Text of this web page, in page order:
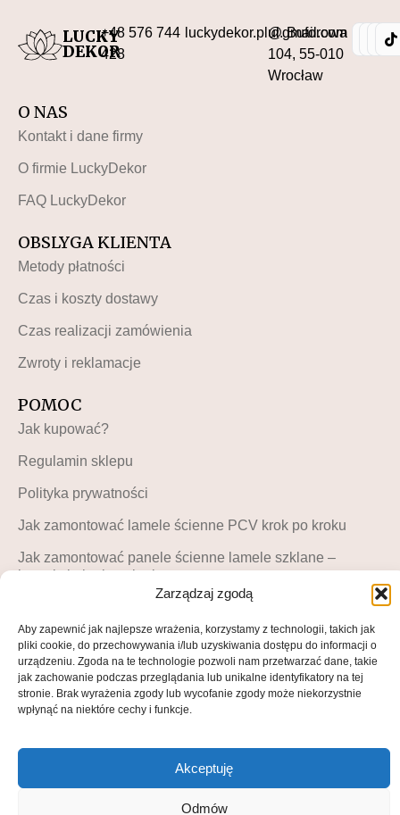
Zarządzaj zgodą
Aby zapewnić jak najlepsze wrażenia, korzystamy z technologii, takich jak
pliki cookie, do przechowywania i/lub uzyskiwania dostępu do informacji o
urządzeniu. Zgoda na te technologie pozwoli nam przetwarzać dane, takie
jak zachowanie podczas przeglądania lub unikalne identyfikatory na tej
stronie. Brak wyrażenia zgody lub wycofanie zgody może niekorzystnie
wpłynąć na niektóre cechy i funkcje.
Akceptuję
Odmów
LUCKY
DEKOR
+48 576 744
428
luckydekor.pl@gmail.com
ul. Buforowa
104, 55-010
Wrocław
O NAS
Kontakt i dane firmy
O firmie LuckyDekor
FAQ LuckyDekor
OBSLYGA KLIENTA
Metody płatności
Czas i koszty dostawy
Czas realizacji zamówienia
Zwroty i reklamacje
POMOC
Jak kupować?
Regulamin sklepu
Polityka prywatności
Jak zamontować lamele ścienne PCV krok po kroku
Jak zamontować panele ścienne lamele szklane –
instrukcja krok po kroku
Moje konto
Blog LuckyDekor
Lista życzeń
© All rights reserved • 2025